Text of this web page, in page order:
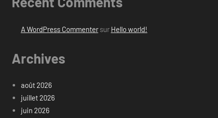
A WordPress Commentersur Hello world!
Archives
août 2026
juillet 2026
juin 2026